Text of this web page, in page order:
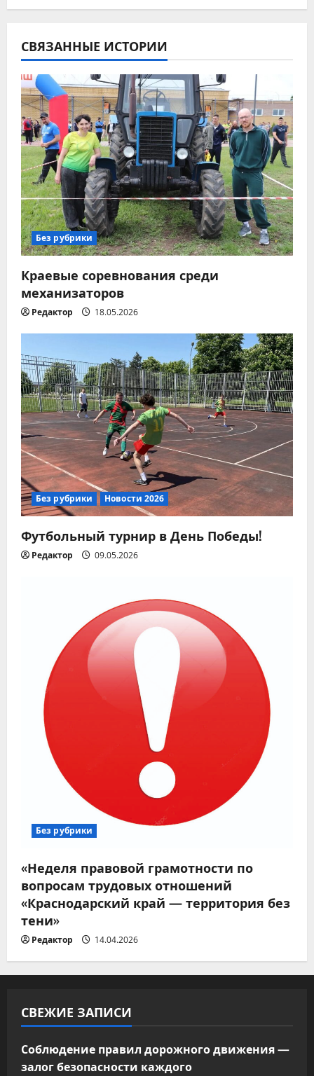
а
ц
и
я
п
о
з
а
п
и
с
я
м
СВЯЗАННЫЕ ИСТОРИИ
Без рубрики
Краевые соревнования среди
механизаторов
Редактор 18.05.2026
Без рубрики Новости 2026
Футбольный турнир в День Победы!
Редактор 09.05.2026
Без рубрики
«Неделя правовой грамотности по
вопросам трудовых отношений
«Краснодарский край — территория без
тени»
Редактор 14.04.2026
СВЕЖИЕ ЗАПИСИ
Соблюдение правил дорожного движения —
залог безопасности каждого